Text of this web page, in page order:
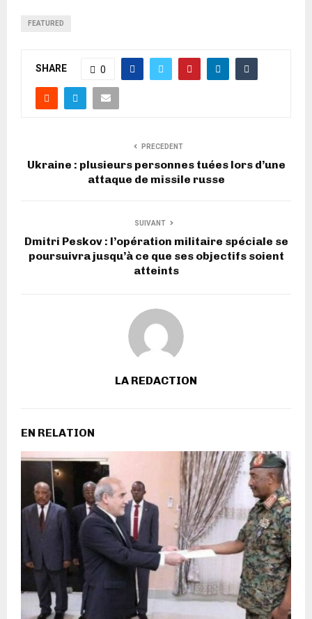
FEATURED
SHARE 0
PRECEDENT
Ukraine : plusieurs personnes tuées lors d’une
attaque de missile russe
SUIVANT
Dmitri Peskov : l’opération militaire spéciale se
poursuivra jusqu’à ce que ses objectifs soient
atteints
LA REDACTION
EN RELATION